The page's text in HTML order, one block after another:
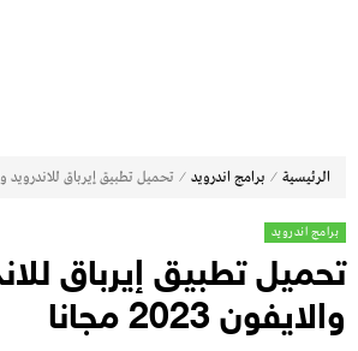
الرئيسية ⁄ برامج اندرويد ⁄ تحميل تطبيق إيرباق للاندرويد والايفون
برامج اندرويد
تحميل تطبيق إيرباق
والايفون 2023 مجانا